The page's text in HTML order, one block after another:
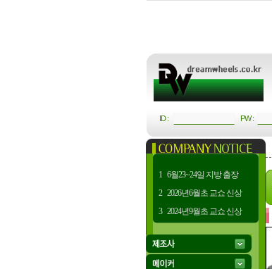
ID : PW :
1 6월23~24일 지방 출장
2 2026년6월초 교쇼 신상
3 2024년9월초 교쇼 신상